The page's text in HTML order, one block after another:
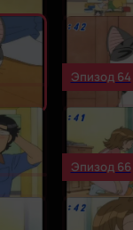
Эпизод 64
Эпизод 66